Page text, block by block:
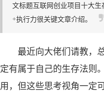
文标题互联网创业项目十大
+执行力很关键文章介绍。
最近向大佬们请教，总
定有属于自己的生存法则
用，但这些思考视角一定